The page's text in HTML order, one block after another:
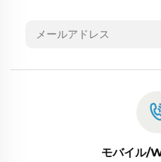
モバイル/